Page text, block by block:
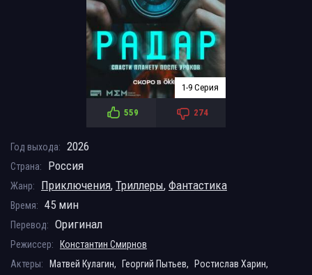
1-9 Серия
559 274
Год выхода: 2026
Страна: Россия
Жанр: Приключения, Триллеры, Фантастика
Время: 45 мин
Перевод: Оригинал
Режиссер:
Константин Смирнов
Актеры:
Матвей Кулагин, Георгий Пытьев,
Ростислав Харин,